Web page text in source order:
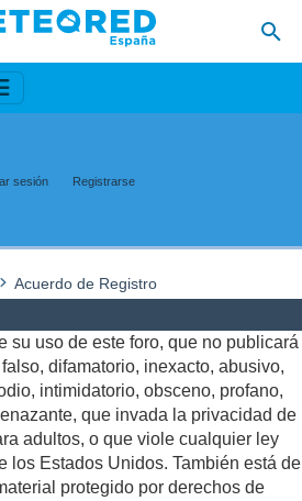
sesión Registrarse
Acuerdo de Registro
su uso de este foro, que no publicará
difamatorio, inexacto, abusivo,
intimidatorio, obsceno, profano,
que invada la privacidad de
adultos, o que viole cualquier ley
los Estados Unidos. También está de
protegido por derechos de